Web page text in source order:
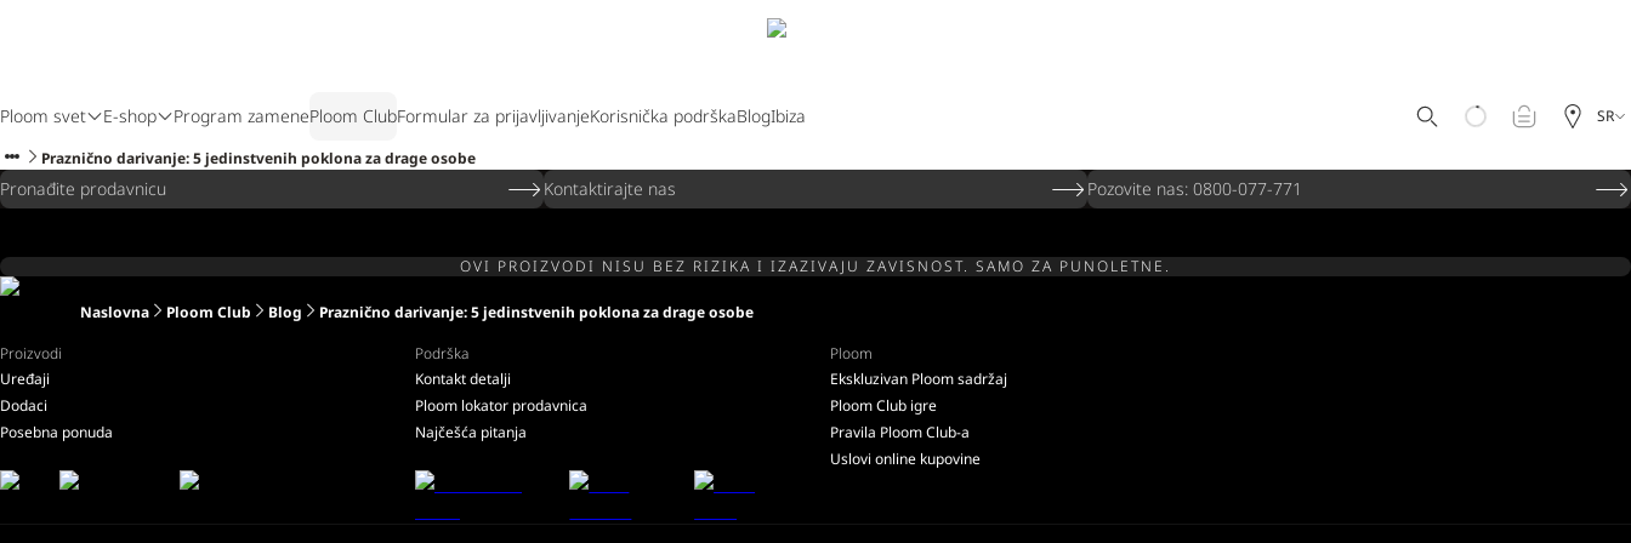
Ploom svet E-shop Program zamenePloom ClubFormular za prijavljivanjeKorisnička podrškaBlogIbiza SR
Praznično darivanje: 5 jedinstvenih poklona za drage osobe
Pronađite prodavnicu Kontaktirajte nas Pozovite nas: 0800-077-771
OVI PROIZVODI NISU BEZ RIZIKA I IZAZIVAJU ZAVISNOST. SAMO ZA PUNOLETNE.
Naslovna Ploom Club Blog
Praznično darivanje: 5 jedinstvenih poklona za drage osobe
Proizvodi
Uređaji
Dodaci
Posebna ponuda
Podrška
Kontakt detalji
Ploom lokator prodavnica
Najčešća pitanja
Ploom
Ekskluzivan Ploom sadržaj
Ploom Club igre
Pravila Ploom Club-a
Uslovi online kupovine